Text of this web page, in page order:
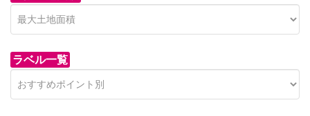
ラベル一覧